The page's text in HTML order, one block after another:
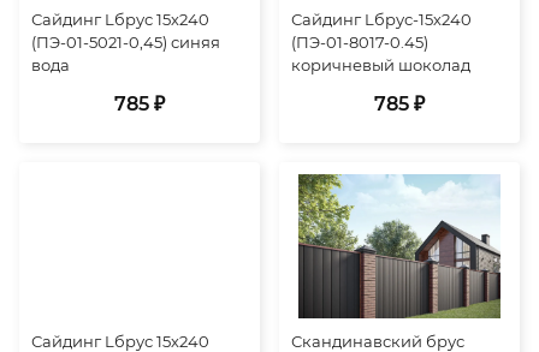
Сайдинг Lбрус 15х240
(ПЭ-01-5021-0,45) синяя
вода
785 ₽
Сайдинг Lбрус-15х240
(ПЭ-01-8017-0.45)
коричневый шоколад
785 ₽
Сайдинг Lбрус 15х240
Скандинавский брус